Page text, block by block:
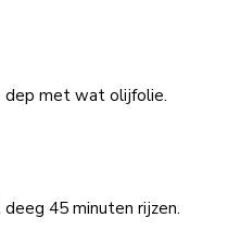
dep met wat olijfolie.
45 minuten rijzen.